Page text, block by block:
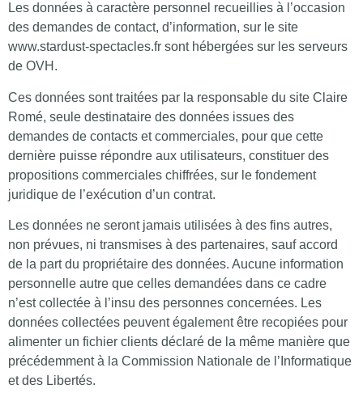
Les données à caractère personnel recueillies à l’occasion
des demandes de contact, d’information, sur le site
www.stardust-spectacles.fr sont hébergées sur les serveurs
de OVH.
Ces données sont traitées par la responsable du site Claire
Romé, seule destinataire des données issues des
demandes de contacts et commerciales, pour que cette
dernière puisse répondre aux utilisateurs, constituer des
propositions commerciales chiffrées, sur le fondement
juridique de l’exécution d’un contrat.
Les données ne seront jamais utilisées à des fins autres,
non prévues, ni transmises à des partenaires, sauf accord
de la part du propriétaire des données. Aucune information
personnelle autre que celles demandées dans ce cadre
n’est collectée à l’insu des personnes concernées. Les
données collectées peuvent également être recopiées pour
alimenter un fichier clients déclaré de la même manière que
précédemment à la Commission Nationale de l’Informatique
et des Libertés.